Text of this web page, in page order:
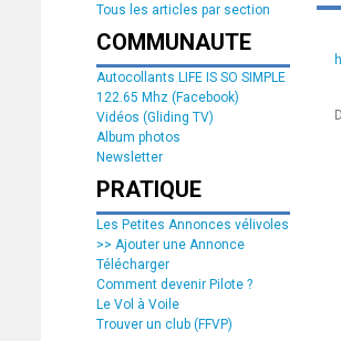
Tous les articles par section
COMMUNAUTE
Autocollants LIFE IS SO SIMPLE
122.65 Mhz (Facebook)
Vidéos (Gliding TV)
Album photos
Newsletter
PRATIQUE
Les Petites Annonces vélivoles
>> Ajouter une Annonce
Télécharger
Comment devenir Pilote ?
Le Vol à Voile
Trouver un club (FFVP)